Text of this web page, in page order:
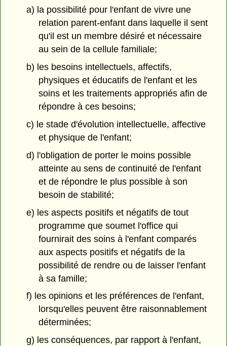
a) la possibilité pour l'enfant de vivre une
relation parent-enfant dans laquelle il sent
qu'il est un membre désiré et nécessaire
au sein de la cellule familiale;
b) les besoins intellectuels, affectifs,
physiques et éducatifs de l'enfant et les
soins et les traitements appropriés afin de
répondre à ces besoins;
c) le stade d'évolution intellectuelle, affective
et physique de l'enfant;
d) l'obligation de porter le moins possible
atteinte au sens de continuité de l'enfant
et de répondre le plus possible à son
besoin de stabilité;
e) les aspects positifs et négatifs de tout
programme que soumet l'office qui
fournirait des soins à l'enfant comparés
aux aspects positifs et négatifs de la
possibilité de rendre ou de laisser l'enfant
à sa famille;
f) les opinions et les préférences de l'enfant,
lorsqu'elles peuvent être raisonnablement
déterminées;
g) les conséquences, par rapport à l'enfant,